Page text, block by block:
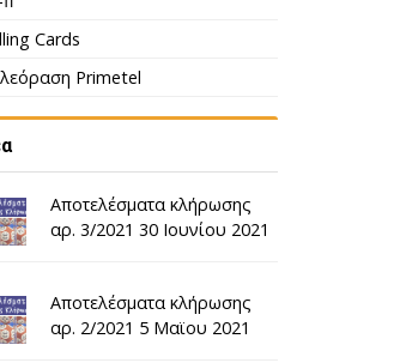
Cards
Primetel
Αποτελέσματα κλήρωσης
αρ. 3/2021 30 Ιουνίου 2021
Αποτελέσματα κλήρωσης
αρ. 2/2021 5 Μαϊου 2021